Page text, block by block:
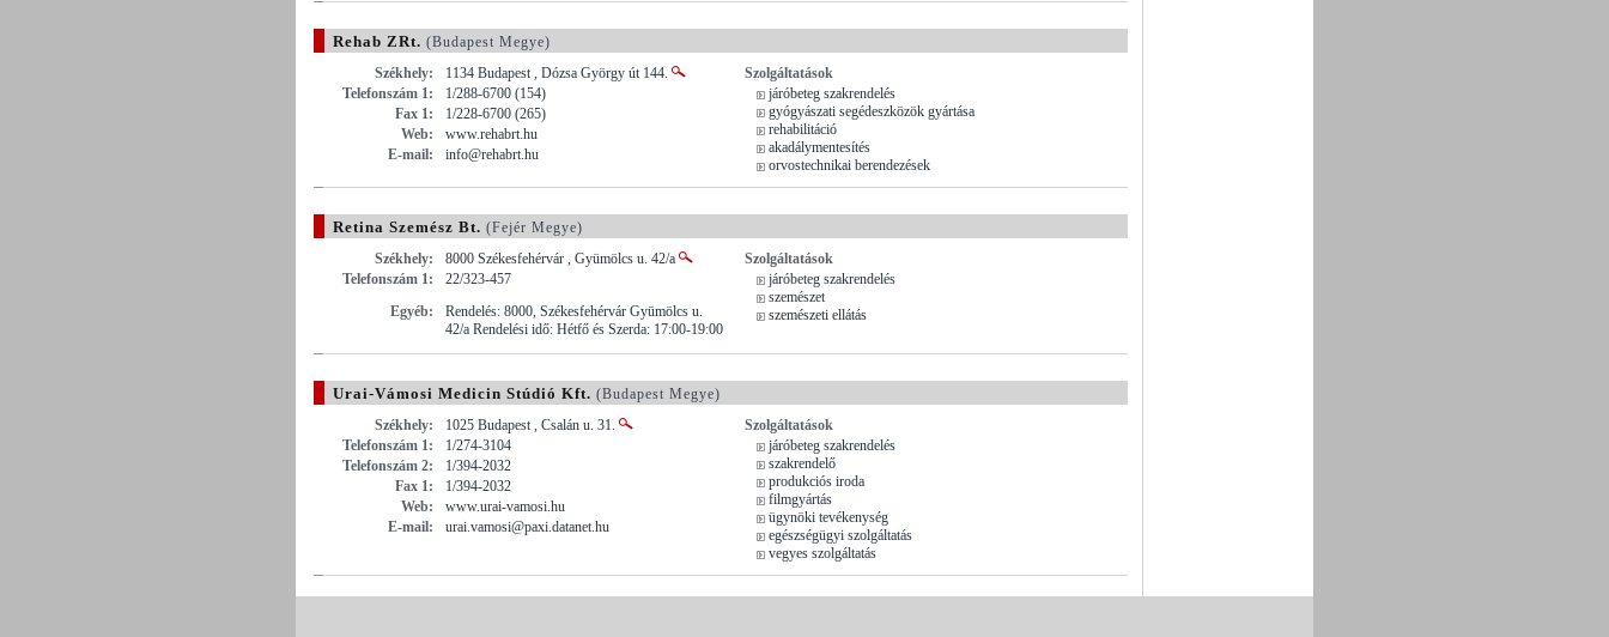
Rehab ZRt. (Budapest Megye)
Székhely:
1134 Budapest , Dózsa György út 144.
Telefonszám 1:
1/288-6700 (154)
Fax 1:
1/228-6700 (265)
Web:
www.rehabrt.hu
E-mail:
info@rehabrt.hu
Szolgáltatások
járóbeteg szakrendelés
gyógyászati segédeszközök gyártása
rehabilitáció
akadálymentesítés
orvostechnikai berendezések
Retina Szemész Bt. (Fejér Megye)
Székhely:
8000 Székesfehérvár , Gyümölcs u. 42/a
Telefonszám 1:
22/323-457
Egyéb:
Rendelés: 8000, Székesfehérvár Gyümölcs u.
42/a Rendelési idő: Hétfő és Szerda: 17:00-19:00
Szolgáltatások
járóbeteg szakrendelés
szemészet
szemészeti ellátás
Urai-Vámosi Medicin Stúdió Kft. (Budapest Megye)
Székhely:
1025 Budapest , Csalán u. 31.
Telefonszám 1:
1/274-3104
Telefonszám 2:
1/394-2032
Fax 1:
1/394-2032
Web:
www.urai-vamosi.hu
E-mail:
urai.vamosi@paxi.datanet.hu
Szolgáltatások
járóbeteg szakrendelés
szakrendelő
produkciós iroda
filmgyártás
ügynöki tevékenység
egészségügyi szolgáltatás
vegyes szolgáltatás